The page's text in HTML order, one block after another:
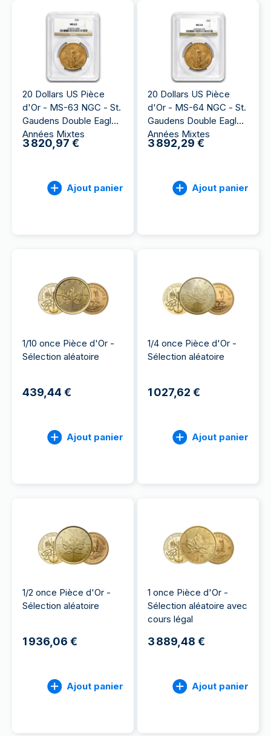
20 Dollars US Pièce
d'Or - MS-63 NGC - St.
Gaudens Double Eagle
Années Mixtes
3 820,97 €
Ajout panier
20 Dollars US Pièce
d'Or - MS-64 NGC - St.
Gaudens Double Eagle
Années Mixtes
3 892,29 €
Ajout panier
1/10 once Pièce d'Or -
Sélection aléatoire
439,44 €
Ajout panier
1/4 once Pièce d'Or -
Sélection aléatoire
1 027,62 €
Ajout panier
1/2 once Pièce d'Or -
Sélection aléatoire
1 936,06 €
Ajout panier
1 once Pièce d'Or -
Sélection aléatoire avec
cours légal
3 889,48 €
Ajout panier